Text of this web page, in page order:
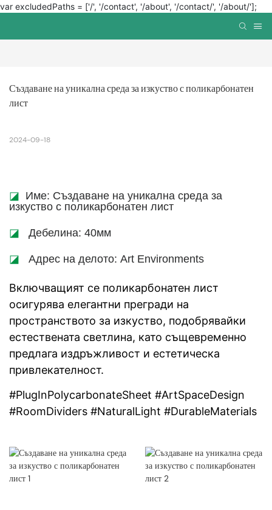
var excludedPaths = ['/', '/contact', '/about', '/contact/', '/about/'];
Създаване на уникална среда за изкуство с поликарбонатен
лист
2024-09-18
◪ Име: Създаване на уникална среда за
изкуство с поликарбонатен лист
◪ Дебелина: 40мм
◪ Адрес на делото: Art Environments
Включващият се поликарбонатен лист
осигурява елегантни прегради на
пространството за изкуство, подобрявайки
естествената светлина, като същевременно
предлага издръжливост и естетическа
привлекателност.
#PlugInPolycarbonateSheet #ArtSpaceDesign
#RoomDividers #NaturalLight #DurableMaterials